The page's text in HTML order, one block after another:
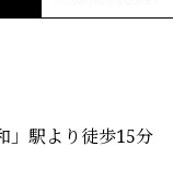
」駅より徒歩15分